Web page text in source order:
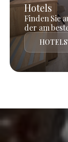
Hotels
Finden Sie
der am
HOTELS